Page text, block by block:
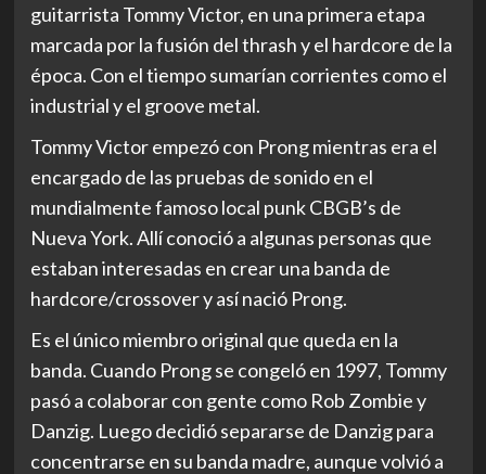
guitarrista Tommy Victor, en una primera etapa
marcada por la fusión del thrash y el hardcore de la
época. Con el tiempo sumarían corrientes como el
industrial y el groove metal.
Tommy Victor empezó con Prong mientras era el
encargado de las pruebas de sonido en el
mundialmente famoso local punk CBGB’s de
Nueva York. Allí conoció a algunas personas que
estaban interesadas en crear una banda de
hardcore/crossover y así nació Prong.
Es el único miembro original que queda en la
banda. Cuando Prong se congeló en 1997, Tommy
pasó a colaborar con gente como Rob Zombie y
Danzig. Luego decidió separarse de Danzig para
concentrarse en su banda madre, aunque volvió a